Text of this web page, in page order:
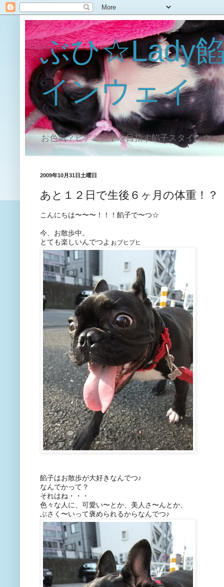
ぶひ☆Lady
インウェイ
お色気？ピアニストを目指す餡子スタインウェ
2009年10月31日土曜日
あと１２日で生後６ヶ月の体重！？
こんにちは〜〜〜！！！餡子で〜つ☆
今、お散歩中。
とても楽しいんでつよぉブヒブヒ
餡子はお散歩が大好きなんでつ♪
なんでかって？
それはね・・・
色々な人に、可愛い〜とか、美人さ〜んとか、
ぶさく〜いって褒められるからなんでつ♪